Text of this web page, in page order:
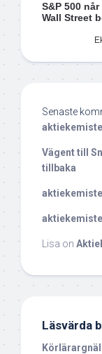
S&P 500
Wall Street
Senaste
Vägent till
tillbaka
Lisa on
Läsvärda
Körlärargnäll